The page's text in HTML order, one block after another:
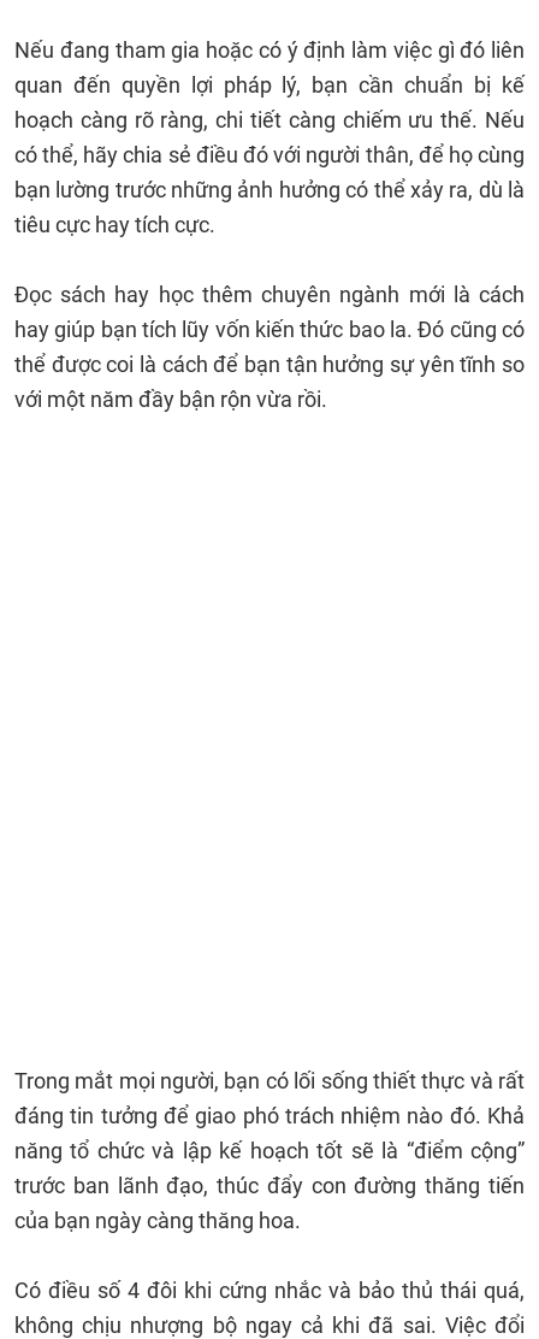
Nếu đang tham gia hoặc có ý định làm việc gì đó liên
quan đến quyền lợi pháp lý, bạn cần chuẩn bị kế
hoạch càng rõ ràng, chi tiết càng chiếm ưu thế. Nếu
có thể, hãy chia sẻ điều đó với người thân, để họ cùng
bạn lường trước những ảnh hưởng có thể xảy ra, dù là
tiêu cực hay tích cực.
Đọc sách hay học thêm chuyên ngành mới là cách
hay giúp bạn tích lũy vốn kiến thức bao la. Đó cũng có
thể được coi là cách để bạn tận hưởng sự yên tĩnh so
với một năm đầy bận rộn vừa rồi.
Trong mắt mọi người, bạn có lối sống thiết thực và rất
đáng tin tưởng để giao phó trách nhiệm nào đó. Khả
năng tổ chức và lập kế hoạch tốt sẽ là “điểm cộng”
trước ban lãnh đạo, thúc đẩy con đường thăng tiến
của bạn ngày càng thăng hoa.
Có điều số 4 đôi khi cứng nhắc và bảo thủ thái quá,
không chịu nhượng bộ ngay cả khi đã sai. Việc đổi